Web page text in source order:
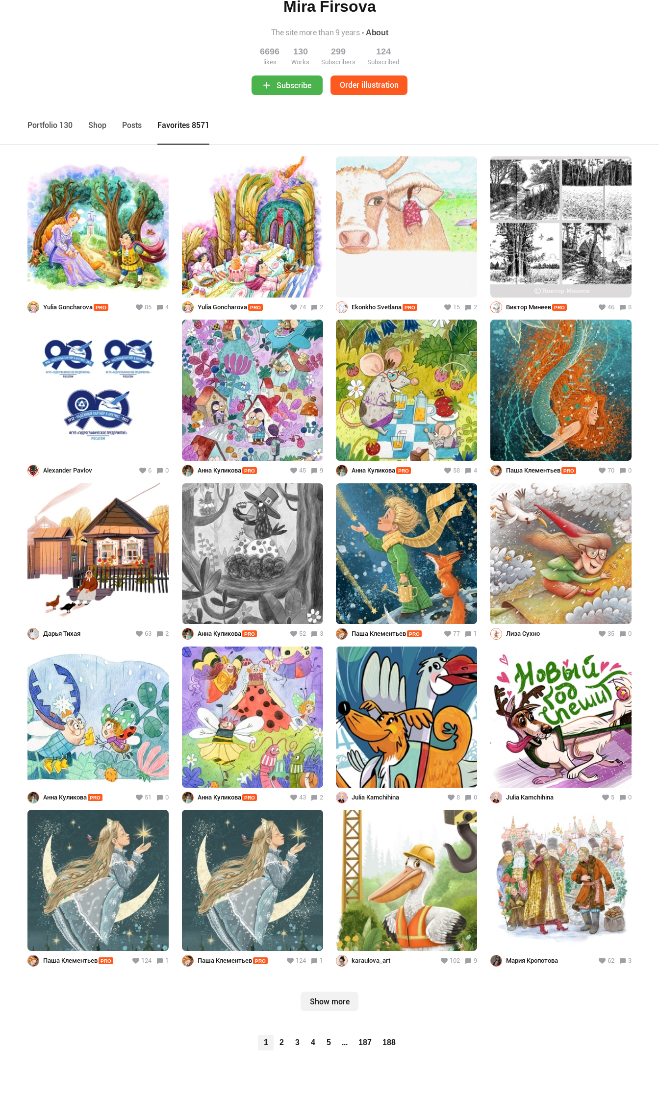
Mira Firsova
The site more than 9 years About
6696
likes
130
Works
299
Subscribers
124
Subscribed
Subscribe Order illustration
Portfolio 130 Shop Posts Favorites 8571
Yulia Goncharova PRO 85 4 Yulia Goncharova PRO 74 2 Ekonkho Svetlana PRO 15 2 Виктор Минеев PRO 46 8
Alexander Pavlov 6 0 Анна Куликова PRO 45 9 Анна Куликова PRO 58 4 Паша Клементьев PRO 70 0
Дарья Тихая 63 2 Анна Куликова PRO 52 3 Паша Клементьев PRO 77 1 Лиза Сухно 35 0
Анна Куликова PRO 51 0 Анна Куликова PRO 43 2 Julia Kamchihina 8 0 Julia Kamchihina 5 0
Паша Клементьев PRO 124 1 Паша Клементьев PRO 124 1 karaulova_art 102 9 Мария Кропотова 62 3
Show more
1 2 3 4 5 ... 187 188